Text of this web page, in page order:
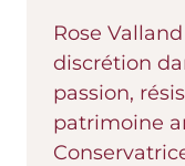
Rose
discrétion
passion,
patrimoine